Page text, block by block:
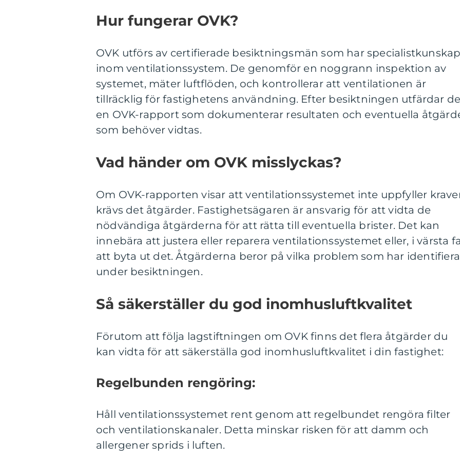
Hur fungerar OVK?
OVK utförs av certifierade besiktningsmän som har specialistkunskap
inom ventilationssystem. De genomför en noggrann inspektion av
systemet, mäter luftflöden, och kontrollerar att ventilationen är
tillräcklig för fastighetens användning. Efter besiktningen utfärdar de
en OVK-rapport som dokumenterar resultaten och eventuella
som behöver vidtas.
Vad händer om OVK misslyckas?
Om OVK-rapporten visar att ventilationssystemet inte uppfyller
krävs det åtgärder. Fastighetsägaren är ansvarig för att vidta de
nödvändiga åtgärderna för att rätta till eventuella brister. Det kan
innebära att justera eller reparera ventilationssystemet eller, i värsta
att byta ut det. Åtgärderna beror på vilka problem som har
under besiktningen.
Så säkerställer du god inomhusluftkvalitet
Förutom att följa lagstiftningen om OVK finns det flera åtgärder du
kan vidta för att säkerställa god inomhusluftkvalitet i din fastighet:
Regelbunden rengöring:
Håll ventilationssystemet rent genom att regelbundet rengöra filter
och ventilationskanaler. Detta minskar risken för att damm och
allergener sprids i luften.